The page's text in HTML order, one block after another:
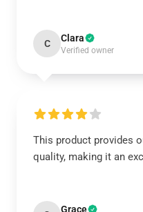
C Clara
Verified owner
This product provides
quality, making it an
Grace